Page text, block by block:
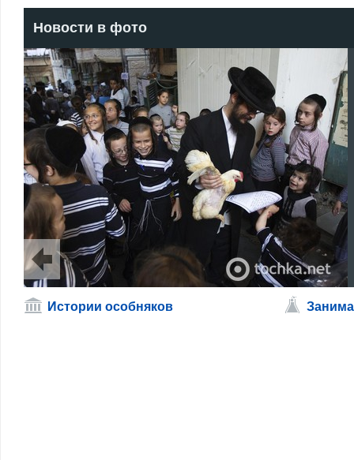
Новости в фото
Истории особняков